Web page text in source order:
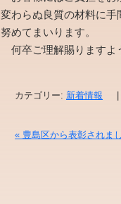
変わらぬ良質の材料に手
努めてまいります。
何卒ご理解賜りますよ
株式
カテゴリー: 新着情報
« 豊島区から表彰されま